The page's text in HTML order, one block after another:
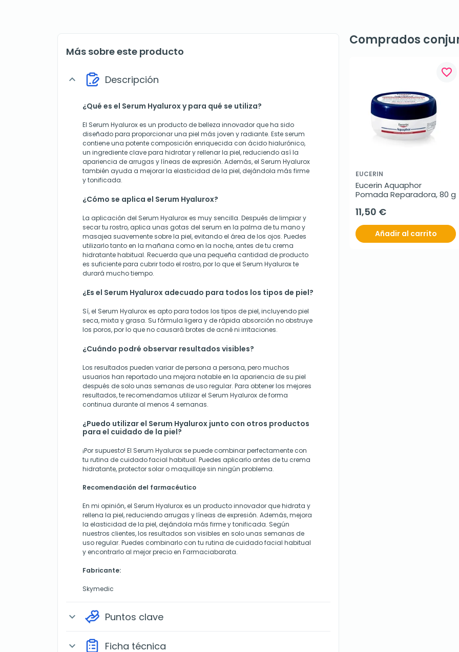
Más sobre este producto
expand_more Descripción
¿Qué es el Serum Hyalurox y para qué se utiliza?
El Serum Hyalurox es un producto de belleza innovador que ha sido
diseñado para proporcionar una piel más joven y radiante. Este serum
contiene una potente composición enriquecida con ácido hialurónico,
un ingrediente clave para hidratar y rellenar la piel, reduciendo así la
apariencia de arrugas y líneas de expresión. Además, el Serum Hyalurox
también ayuda a mejorar la elasticidad de la piel, dejándola más firme
y tonificada.
¿Cómo se aplica el Serum Hyalurox?
La aplicación del Serum Hyalurox es muy sencilla. Después de limpiar y
secar tu rostro, aplica unas gotas del serum en la palma de tu mano y
masajea suavemente sobre la piel, evitando el área de los ojos. Puedes
utilizarlo tanto en la mañana como en la noche, antes de tu crema
hidratante habitual. Recuerda que una pequeña cantidad de producto
es suficiente para cubrir todo el rostro, por lo que el Serum Hyalurox te
durará mucho tiempo.
¿Es el Serum Hyalurox adecuado para todos los tipos de piel?
Sí, el Serum Hyalurox es apto para todos los tipos de piel, incluyendo piel
seca, mixta y grasa. Su fórmula ligera y de rápida absorción no obstruye
los poros, por lo que no causará brotes de acné ni irritaciones.
¿Cuándo podré observar resultados visibles?
Los resultados pueden variar de persona a persona, pero muchos
usuarios han reportado una mejora notable en la apariencia de su piel
después de solo unas semanas de uso regular. Para obtener los mejores
resultados, te recomendamos utilizar el Serum Hyalurox de forma
continua durante al menos 4 semanas.
¿Puedo utilizar el Serum Hyalurox junto con otros productos
para el cuidado de la piel?
¡Por supuesto! El Serum Hyalurox se puede combinar perfectamente con
tu rutina de cuidado facial habitual. Puedes aplicarlo antes de tu crema
hidratante, protector solar o maquillaje sin ningún problema.
Recomendación del farmacéutico
En mi opinión, el Serum Hyalurox es un producto innovador que hidrata y
rellena la piel, reduciendo arrugas y líneas de expresión. Además, mejora
la elasticidad de la piel, dejándola más firme y tonificada. Según
nuestros clientes, los resultados son visibles en solo unas semanas de
uso regular. Puedes combinarlo con tu rutina de cuidado facial habitual
y encontrarlo al mejor precio en Farmaciabarata.
Fabricante:
Skymedic
expand_more Puntos clave
expand_more Ficha técnica
Comprados
favorite_border
EUCERIN
Eucerin Aquaphor
Pomada Reparadora, 80 g
11,50 €
Añadir al carrito